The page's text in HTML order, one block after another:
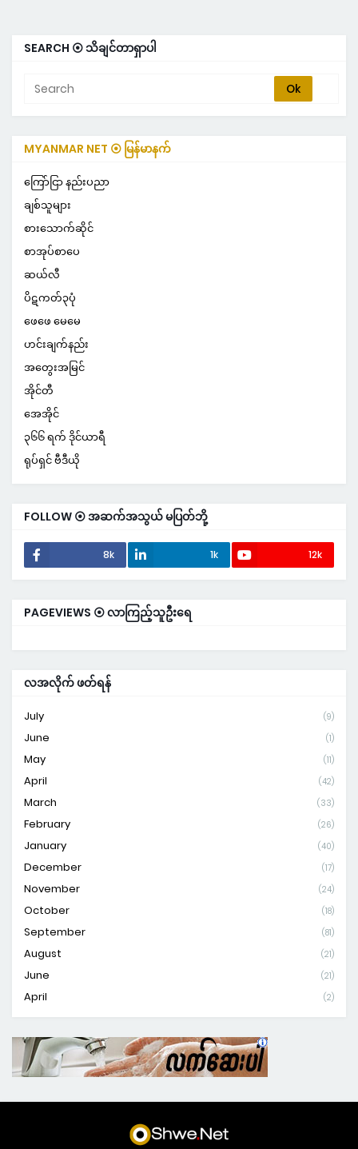
SEARCH ⦿ သိချင်တာရှာပါ
MYANMAR NET ⦿ မြန်မာနက်
ကြော်ငြာ နည်းပညာ
ချစ်သူများ
စားသောက်ဆိုင်
စာအုပ်စာပေ
ဆယ်လီ
ပိဋကတ်၃ပုံ
ဖေဖေ မေမေ
ဟင်းချက်နည်း
အတွေးအမြင်
အိုင်တီ
အေအိုင်
၃၆၆ ရက် ဒိုင်ယာရီ
ရုပ်ရှင် ဗီဒီယို
FOLLOW ⦿ အဆက်အသွယ် မပြတ်ဘို့
8k 1k 12k
PAGEVIEWS ⦿ လာကြည့်သူဦးရေ
လအလိုက် ဖတ်ရန်
July (9)
June (1)
May (11)
April (42)
March (33)
February (26)
January (40)
December (17)
November (24)
October (18)
September (81)
August (21)
June (21)
April (2)